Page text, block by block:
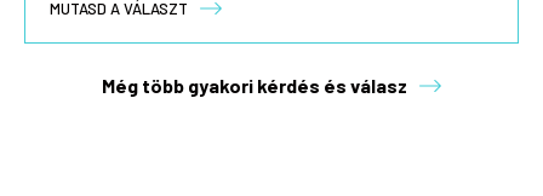
MUTASD A VÁLASZT
Még több gyakori kérdés és válasz